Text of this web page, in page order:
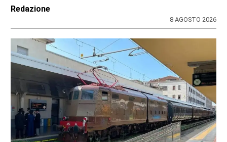
Redazione
8 AGOSTO 2026